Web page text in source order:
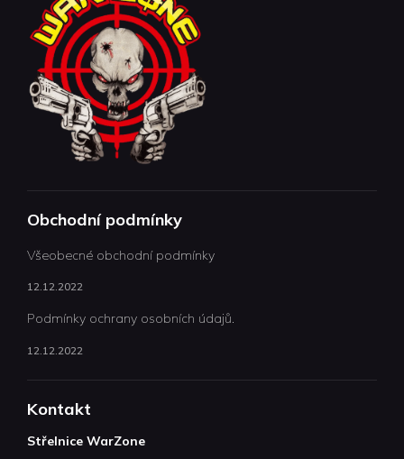
Obchodní podmínky
Všeobecné obchodní podmínky
12.12.2022
Podmínky ochrany osobních údajů.
12.12.2022
Kontakt
Střelnice WarZone